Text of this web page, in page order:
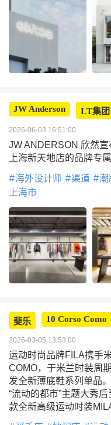
JW Anderson I.T集团
2026-06-03 16:51:00
JW ANDERSON 欣然
上海新天地店的品牌专
海外设计师 渠道 潮
上海市
斐乐 10 Corso Como
2026-03-05 13:53:00
运动时尚品牌FILA携手
COMO，于米兰时装周
发全新薄底鞋系列单品
“流动的都市”主题大秀
款全新高级运动时装